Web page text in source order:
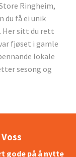
Ringheim,
du få ei unik
Her sitt du rett
fjøset i gamle
lokale
sesong og
gode på å nytte